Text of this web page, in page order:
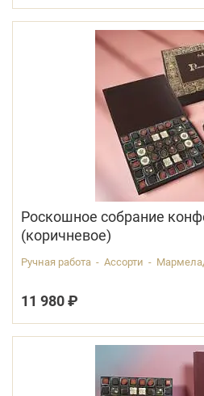
Роскошное собрание
(коричневое)
Ручная работа - Ассорти -
11 980 ₽